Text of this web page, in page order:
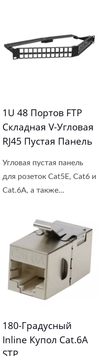
1U 48 Портов FTP
Складная V-Угловая
RJ45 Пустая Панель
Угловая пустая панель
для розеток Cat5E, Cat6 и
Cat.6A, а также...
180-Градусный
Inline Купол Cat.6A